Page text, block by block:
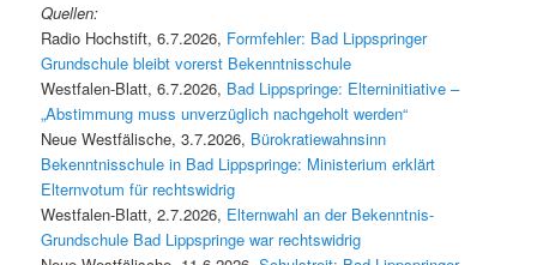
Quellen:
Radio Hochstift, 6.7.2026, Formfehler: Bad Lippspringer
Grundschule bleibt vorerst Bekenntnisschule
Westfalen-Blatt, 6.7.2026, Bad Lippspringe: Elterninitiative –
„Abstimmung muss unverzüglich nachgeholt werden“
Neue Westfälische, 3.7.2026, Bürokratiewahnsinn
Bekenntnisschule in Bad Lippspringe: Ministerium erklärt
Elternvotum für rechtswidrig
Westfalen-Blatt, 2.7.2026, Elternwahl an der Bekenntnis-
Grundschule Bad Lippspringe war rechtswidrig